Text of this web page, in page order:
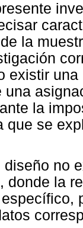
la
existir
una
la
que se
no
donde la